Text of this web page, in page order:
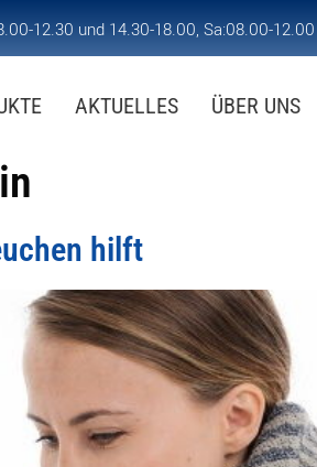
12.30 und 14.30-18.00, Sa:08.00-12.00
AKTUELLES ÜBER UNS
hilft